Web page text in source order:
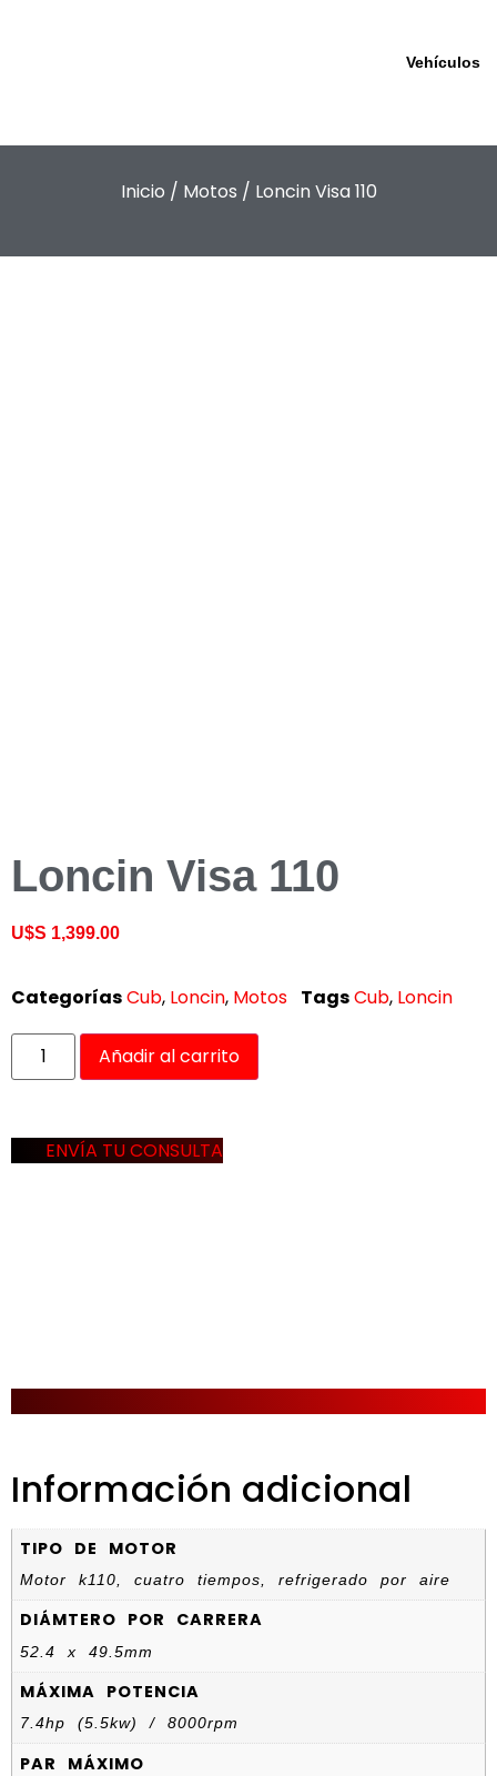
Vehículos
Inicio / Motos / Loncin Visa 110
Loncin Visa 110
U$S 1,399.00
CategoríasCub, Loncin, Motos TagsCub, Loncin
Añadir al carrito
ENVÍA TU CONSULTA
Información adicional
TIPO DE MOTOR
Motor k110, cuatro tiempos, refrigerado por aire
DIÁMTERO POR CARRERA
52.4 x 49.5mm
MÁXIMA POTENCIA
7.4hp (5.5kw) / 8000rpm
PAR MÁXIMO